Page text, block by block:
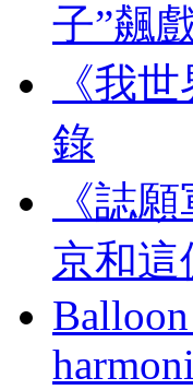
子”飆
《我
錄
《誌
京和這